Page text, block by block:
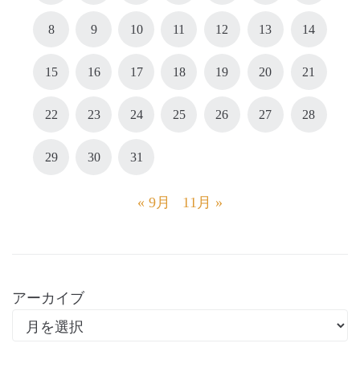
8 9 10 11 12 13 14
15 16 17 18 19 20 21
22 23 24 25 26 27 28
29 30 31
« 9月 11月 »
アーカイブ